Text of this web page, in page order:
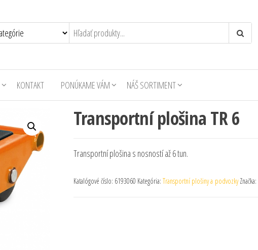
KONTAKT PONÚKAME VÁM NÁŠ SORTIMENT
Transportní plošina TR 6
Transportní plošina s nosností až 6 tun.
Katalógové číslo: 6193060 Kategória: Transportní plošiny a podvozky Značka: